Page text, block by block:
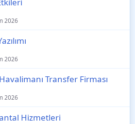
2026
2026
Transfer Firması
2026
Hizmetleri